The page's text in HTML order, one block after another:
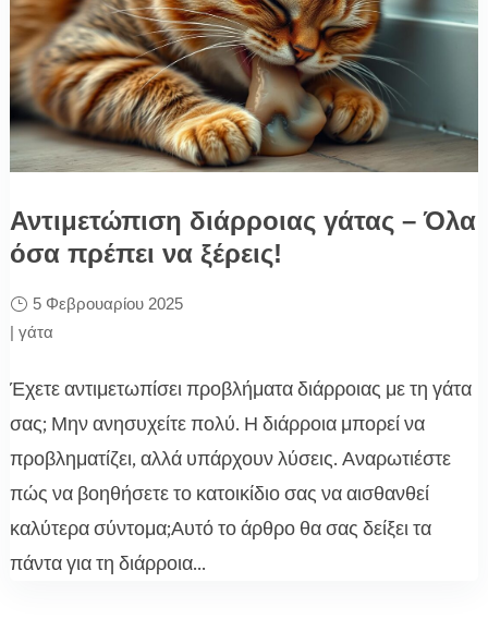
Αντιμετώπιση διάρροιας γάτας – Όλα
όσα πρέπει να ξέρεις!
5 Φεβρουαρίου 2025
| γάτα
Έχετε αντιμετωπίσει προβλήματα διάρροιας με τη γάτα
σας; Μην ανησυχείτε πολύ. Η διάρροια μπορεί να
προβληματίζει, αλλά υπάρχουν λύσεις. Αναρωτιέστε
πώς να βοηθήσετε το κατοικίδιο σας να αισθανθεί
καλύτερα σύντομα;Αυτό το άρθρο θα σας δείξει τα
πάντα για τη διάρροια...